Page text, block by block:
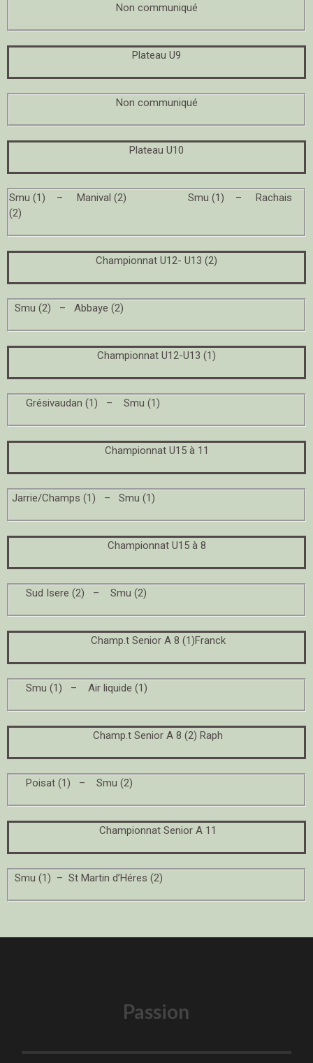
Non communiqué
Plateau U9
Non communiqué
Plateau U10
Smu (1) – Manival (2) Smu (1) – Rachais
(2)
Championnat U12- U13 (2)
Smu (2) – Abbaye (2)
Championnat U12-U13 (1)
Grésivaudan (1) – Smu (1)
Championnat U15 à 11
Jarrie/Champs (1) – Smu (1)
Championnat U15 à 8
Sud Isere (2) – Smu (2)
Champ.t Senior A 8 (1)Franck
Smu (1) – Air liquide (1)
Champ.t Senior A 8 (2) Raph
Poisat (1) – Smu (2)
Championnat Senior A 11
Smu (1) – St Martin d’Héres (2)
Passion